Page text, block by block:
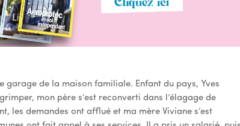
garage de la maison familiale. Enfant du pays, Yves
mon père s’est reconverti dans l’élagage de
les demandes ont afflué et ma mère Viviane s’est